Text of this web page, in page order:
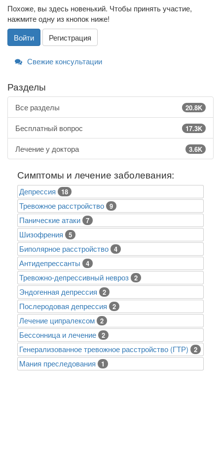
Похоже, вы здесь новенький. Чтобы принять участие,
нажмите одну из кнопок ниже!
Войти
Регистрация
Свежие консультации
Разделы
Все разделы 20.8K
Бесплатный вопрос 17.3K
Лечение у доктора 3.6K
Симптомы и лечение заболевания:
Депрессия 18
Тревожное расстройство 9
Панические атаки 7
Шизофрения 5
Биполярное расстройство 4
Антидепрессанты 4
Тревожно-депрессивный невроз 2
Эндогенная депрессия 2
Послеродовая депрессия 2
Лечение ципралексом 2
Бессонница и лечение 2
Генерализованное тревожное расстройство (ГТР) 2
Mания преследования 1